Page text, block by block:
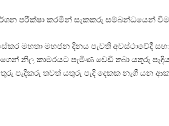
පරීක්ෂා කරමින් සැකකරු සම්බන්ධයෙන්
මහතා මහජන දිනය පැවති අවස්ථාවේදී
නිල කාමරයට පැමිණ වෙඩි තබා යතුරු
පැදිකරු තවත් යතුරු පැදි දෙකක නැගී යන